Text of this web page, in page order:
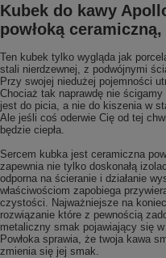
Kubek do kawy
powłoką
Ten kubek tylko wygląda jak
stali nierdzewnej, z podwójnymi
Przy swojej niedużej pojemności
Chociaż tak naprawdę nie
jest do picia, a nie do kiszenia w
Ale jeśli coś oderwie Cię od tej
będzie ciepła.
Sercem kubka jest ceramiczna
zapewnia nie tylko doskonałą
odporna na ścieranie i działanie
właściwościom zapobiega
czystości. Najważniejsze na
rozwiązanie które z pewnością
metaliczny smak pojawiający się
Powłoka sprawia, że twoja kawa
zmienia się jej smak.